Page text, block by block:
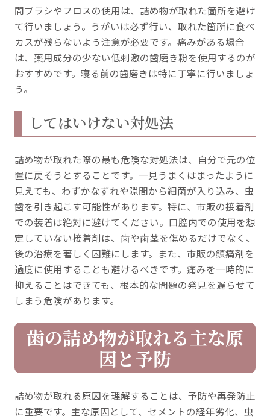
間ブラシやフロスの使用は、詰め物が取れた箇所を避け
て行いましょう。うがいは必ず行い、取れた箇所に食べ
カスが残らないよう注意が必要です。痛みがある場合
は、薬用成分の少ない低刺激の歯磨き粉を使用するのが
おすすめです。寝る前の歯磨きは特に丁寧に行いましょ
う。
してはいけない対処法
詰め物が取れた際の最も危険な対処法は、自分で元の位
置に戻そうとすることです。一見うまくはまったように
見えても、わずかなずれや隙間から細菌が入り込み、虫
歯を引き起こす可能性があります。特に、市販の接着剤
での装着は絶対に避けてください。口腔内での使用を想
定していない接着剤は、歯や歯茎を傷めるだけでなく、
後の治療を著しく困難にします。また、市販の鎮痛剤を
過度に使用することも避けるべきです。痛みを一時的に
抑えることはできても、根本的な問題の発見を遅らせて
しまう危険があります。
歯の詰め物が取れる主な原
因と予防
詰め物が取れる原因を理解することは、予防や再発防止
に重要です。主な原因として、セメントの経年劣化、虫